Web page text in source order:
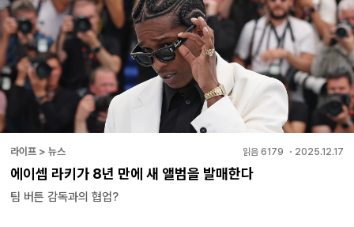
라이프 > 뉴스 읽음 6179 ・ 2025.12.17
에이셉 라키가 8년 만에 새 앨범을 발매한다
팀 버튼 감독과의 협업?